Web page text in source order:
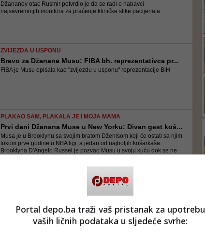
Džananov otac Rusmir potvrdio je da se radi o nabavci
najsavremnijih monitora za praćenje kliničke slike pacijenata
ZVIJEZDA U USPONU
Bravo za Džanana Musu: FIBA bh. reprezentativca pr...
FIBA je Musu opisala kao "zvijezdu u usponu" reprezentacije BiH
PLAKAO SAM, PLAKALA JE I MOJA MAMA
Prvi dani Džanana Muse u New Yorku: Divan gest koš...
Musa je u Brooklynu sa svojim bratom Dženisom koji će ostati sa njim
tokom prve godine u NBA ligi, a jedan od najboljih košarkaša
Brooklyna D'Angelo Russel je pozvao Musu u svoju kuću dok se ne
rekao je Musa nakon izbora
Portal depo.ba traži vaš pristanak za upotrebu
vaših ličnih podataka u sljedeće svrhe: